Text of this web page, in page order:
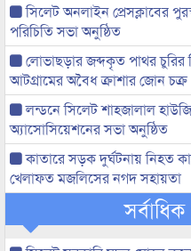
সিলেট অনলাইন প্রেসক্লাবের
পরিচিতি সভা অনুষ্ঠিত
লোভাছড়ার জব্দকৃত পাথর চুরির
আটগ্রামের অবৈধ ক্রাশার জোন চক্র
লন্ডনে সিলেট শাহজালাল
অ্যাসোসিয়েশনের সভা অনুষ্ঠিত
কাতারে সড়ক দুর্ঘটনায় নিহত
খেলাফত মজলিসের নগদ সহায়তা